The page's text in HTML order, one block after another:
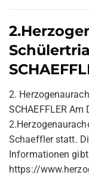
2.
SCHAEFFLER
Schaeffler statt.
Informationen
https://